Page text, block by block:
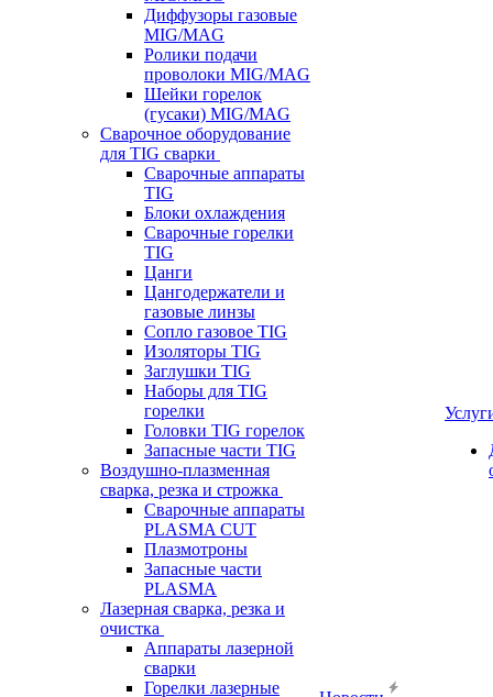
Диффузоры газовые
MIG/MAG
Ролики подачи
проволоки MIG/MAG
Шейки горелок
(гусаки) MIG/MAG
Сварочное оборудование
для TIG сварки
Сварочные аппараты
TIG
Блоки охлаждения
Сварочные горелки
TIG
Цанги
Цангодержатели и
газовые линзы
Сопло газовое TIG
Изоляторы TIG
Заглушки TIG
Наборы для TIG
горелки
Головки TIG горелок
Запасные части TIG
Воздушно-плазменная
сварка, резка и строжка
Сварочные аппараты
PLASMA CUT
Плазмотроны
Запасные части
PLASMA
Лазерная сварка, резка и
очистка
Аппараты лазерной
сварки
Горелки лазерные